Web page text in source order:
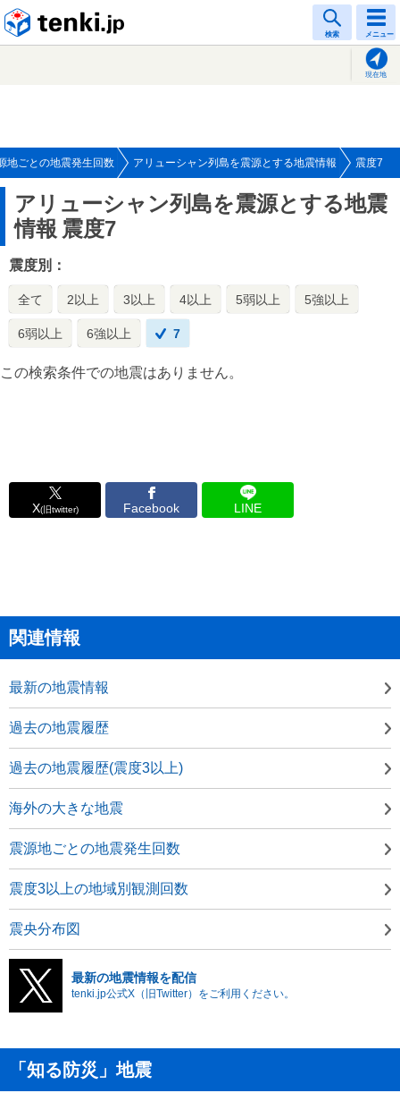
検索 メニュー
現在地
地ごとの地震発生回数 アリューシャン列島を震源とする地震情報 震度7
アリューシャン列島を震源とする地震
情報 震度7
震度別：
全て 2以上 3以上 4以上 5弱以上 5強以上
6弱以上 6強以上 7
この検索条件での地震はありません。
X(旧twitter) Facebook LINE
関連情報
最新の地震情報
過去の地震履歴
過去の地震履歴(震度3以上)
海外の大きな地震
震源地ごとの地震発生回数
震度3以上の地域別観測回数
震央分布図
最新の地震情報を配信
tenki.jp公式X（旧Twitter）をご利用ください。
「知る防災」地震